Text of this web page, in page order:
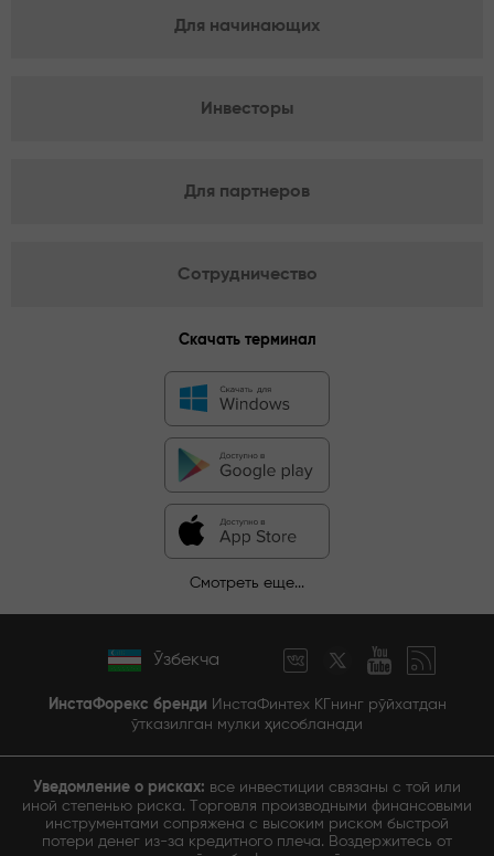
Для начинающих
Инвесторы
Для партнеров
Сотрудничество
Скачать терминал
Смотреть еще...
Ўзбекча
ИнстаФорекс бренди ИнстаФинтех КГнинг рўйхатдан
ўтказилган мулки ҳисобланади
Уведомление о рисках: все инвестиции связаны с той или
иной степенью риска. Торговля производными финансовыми
инструментами сопряжена с высоким риском быстрой
потери денег из-за кредитного плеча. Воздержитесь от